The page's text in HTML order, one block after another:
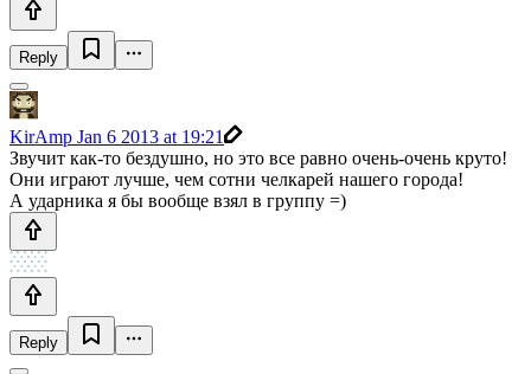
Reply
KirAmp Jan 6 2013 at 19:21
Звучит как-то бездушно, но это все равно очень-очень круто!
Они играют лучше, чем сотни челкарей нашего города!
А ударника я бы вообще взял в группу =)
Reply